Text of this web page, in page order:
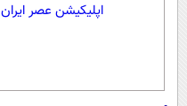
اپلیکیشن عصر ایران